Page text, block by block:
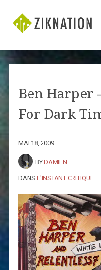
Ben Harper
For Dark
MAI 18, 2009
BY DAMIEN
DANS L'INSTANT CRITIQUE.